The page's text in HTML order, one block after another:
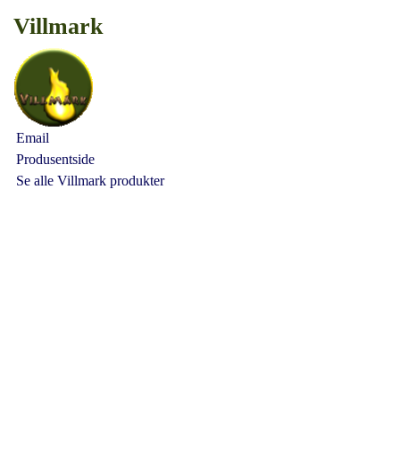
Villmark
Email
Produsentside
Se alle Villmark produkter